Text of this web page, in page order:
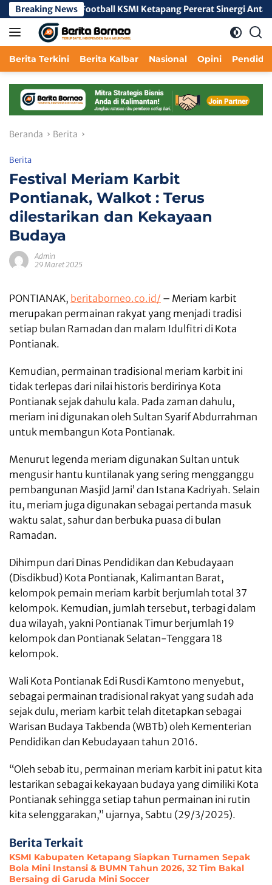
Langsung
ke
konten
Breaking News
Mini Football KSMI Ketapang Pererat Sinergi Antarinstansi,
Berita Terkini Berita Kalbar Nasional Opini
Beranda Berita
Berita
Festival Meriam Karbit
Pontianak, Walkot : Terus
dilestarikan dan Kekayaan
Budaya
Admin
29 Maret 2025
PONTIANAK, beritaborneo.co.id/ – Meriam karbit
merupakan permainan rakyat yang menjadi tradisi
setiap bulan Ramadan dan malam Idulfitri di Kota
Pontianak.
Kemudian, permainan tradisional meriam karbit ini
tidak terlepas dari nilai historis berdirinya Kota
Pontianak sejak dahulu kala. Pada zaman dahulu,
meriam ini digunakan oleh Sultan Syarif Abdurrahman
untuk membangun Kota Pontianak.
Menurut legenda meriam digunakan Sultan untuk
mengusir hantu kuntilanak yang sering mengganggu
pembangunan Masjid Jami’ dan Istana Kadriyah. Selain
itu, meriam juga digunakan sebagai pertanda masuk
waktu salat, sahur dan berbuka puasa di bulan
Ramadan.
Dihimpun dari Dinas Pendidikan dan Kebudayaan
(Disdikbud) Kota Pontianak, Kalimantan Barat,
kelompok pemain meriam karbit berjumlah total 37
kelompok. Kemudian, jumlah tersebut, terbagi dalam
dua wilayah, yakni Pontianak Timur berjumlah 19
kelompok dan Pontianak Selatan-Tenggara 18
kelompok.
Wali Kota Pontianak Edi Rusdi Kamtono menyebut,
sebagai permainan tradisional rakyat yang sudah ada
sejak dulu, meriam karbit telah ditetapkan sebagai
Warisan Budaya Takbenda (WBTb) oleh Kementerian
Pendidikan dan Kebudayaan tahun 2016.
“Oleh sebab itu, permainan meriam karbit ini patut kita
lestarikan sebagai kekayaan budaya yang dimiliki Kota
Pontianak sehingga setiap tahun permainan ini rutin
kita selenggarakan,” ujarnya, Sabtu (29/3/2025).
Berita Terkait
KSMI Kabupaten Ketapang Siapkan Turnamen Sepak
Bola Mini Instansi & BUMN Tahun 2026, 32 Tim Bakal
Bersaing di Garuda Mini Soccer